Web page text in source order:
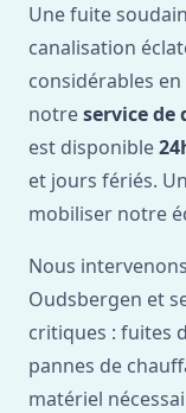
Une fuite
canalisation
considérables
notreservice de
est disponible
et jours fériés.
mobiliser notre
Nous
Oudsbergen et
critiques : fuites
pannes de
matériel